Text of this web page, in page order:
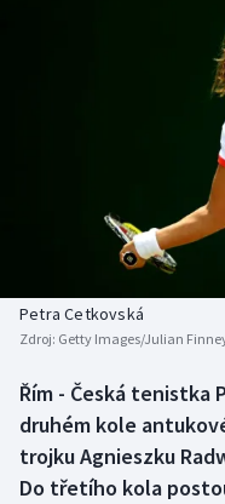
Basketbal
Biatlon
Box
Curling
Historické návraty
Aplikace ČT sport
Petra Cetkovská
Zdroj: Getty Images/Julian
Řím - Česká tenistka
druhém kole
trojku Agnieszku
Do třetího kola